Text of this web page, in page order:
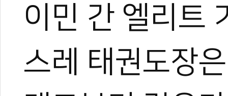
이민 간 엘리트
스레 태권도장